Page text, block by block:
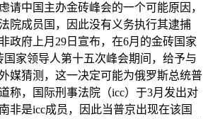
请中国主办金砖峰会的一个可能原因，
院成员国，因此没有义务执行其逮捕
政府上月29日宣布，在6月的金砖国家
国家领导人第十五次峰会期间，给予与
媒猜测，这一决定可能为俄罗斯总统普
称，国际刑事法院（icc）于3月发出对
非是icc成员，因此当普京出现在该国